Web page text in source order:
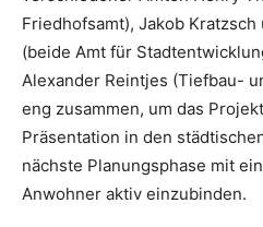
Friedhofsamt), Jakob
(beide Amt für
Alexander Reintjes (Tiefbau-
eng zusammen, um das
Präsentation in den
nächste Planungsphase mit
Anwohner aktiv einzubinden.